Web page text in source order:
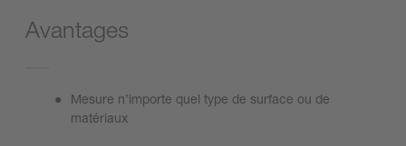
Avantages
Mesure n’importe quel type de surface ou de
matériaux